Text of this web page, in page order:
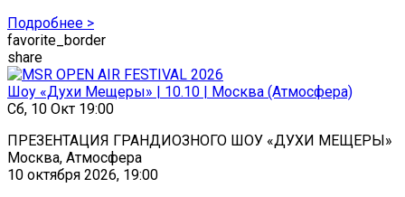
Подробнее >
favorite_border
share
Шоу «Духи Мещеры» | 10.10 | Москва (Атмосфера)
Сб, 10 Окт 19:00
ПРЕЗЕНТАЦИЯ ГРАНДИОЗНОГО ШОУ «ДУХИ МЕЩЕРЫ»
Москва, Атмосфера
10 октября 2026, 19:00